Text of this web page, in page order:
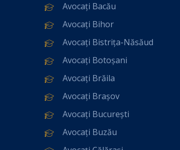
Avocați Bacău
Avocați Bihor
Avocați Bistrița-Năsăud
Avocați Botoșani
Avocați Brăila
Avocați Brașov
Avocați București
Avocați Buzău